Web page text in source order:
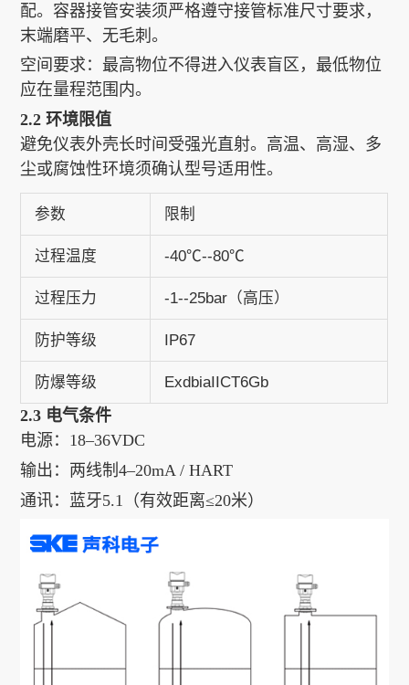
配。容器接管安装须严格遵守接管标准尺寸要求，
末端磨平、无毛刺。
空间要求：最高物位不得进入仪表盲区，最低物位
应在量程范围内。
2.2 环境限值
避免仪表外壳长时间受强光直射。高温、高湿、多
尘或腐蚀性环境须确认型号适用性。
参数 限制
过程温度 -40℃--80℃
过程压力 -1--25bar（高压）
防护等级 IP67
防爆等级 ExdbiaIICT6Gb
2.3 电气条件
电源：18–36VDC
输出：两线制4–20mA / HART
通讯：蓝牙5.1（有效距离≤20米）